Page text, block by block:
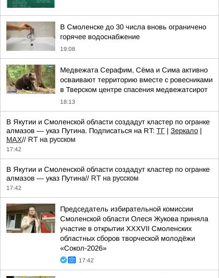
В Смоленске до 30 числа вновь ограничено
горячее водоснабжение
19:08
Медвежата Серафим, Сёма и Сима активно
осваивают территорию вместе с ровесниками
в Тверском центре спасения медвежатсирот
18:13
В Якутии и Смоленской области создадут кластер по огранке
алмазов — указ Путина. Подписаться на RT: ТГ | Зеркало |
MAX// RT на русском
17:42
В Якутии и Смоленской области создадут кластер по огранке
алмазов — указ Путина// RT на русском
17:42
Председатель избирательной комиссии
Смоленской области Олеся Жукова приняла
участие в открытии XXXVII Смоленских
областных сборов творческой молодёжи
«Сокол-2026»
17:42